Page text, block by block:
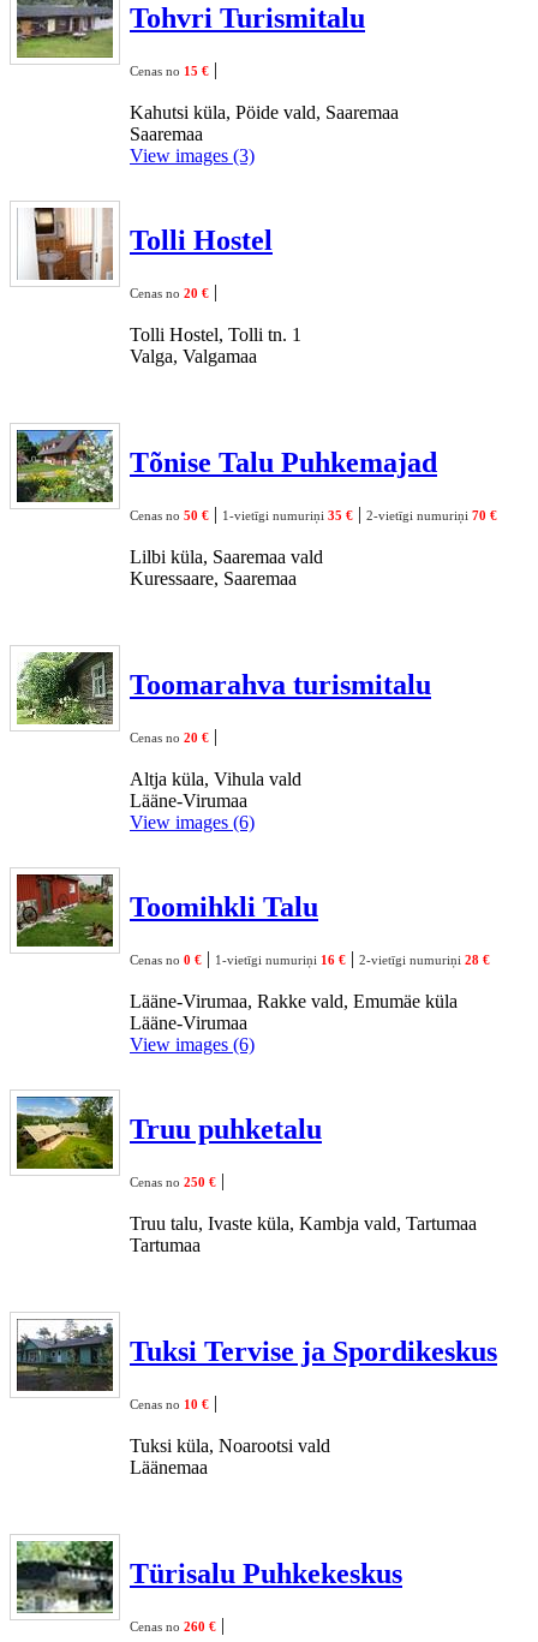
Tohvri Turismitalu
Cenas no 15 € |
Kahutsi küla, Pöide vald, Saaremaa
Saaremaa
View images (3)
Tolli Hostel
Cenas no 20 € |
Tolli Hostel, Tolli tn. 1
Valga, Valgamaa
Tõnise Talu Puhkemajad
Cenas no 50 € | 1-vietīgi numuriņi 35 € | 2-vietīgi numuriņi 70 €
Lilbi küla, Saaremaa vald
Kuressaare, Saaremaa
Toomarahva turismitalu
Cenas no 20 € |
Altja küla, Vihula vald
Lääne-Virumaa
View images (6)
Toomihkli Talu
Cenas no 0 € | 1-vietīgi numuriņi 16 € | 2-vietīgi numuriņi 28 €
Lääne-Virumaa, Rakke vald, Emumäe küla
Lääne-Virumaa
View images (6)
Truu puhketalu
Cenas no 250 € |
Truu talu, Ivaste küla, Kambja vald, Tartumaa
Tartumaa
Tuksi Tervise ja Spordikeskus
Cenas no 10 € |
Tuksi küla, Noarootsi vald
Läänemaa
Türisalu Puhkekeskus
Cenas no 260 € |